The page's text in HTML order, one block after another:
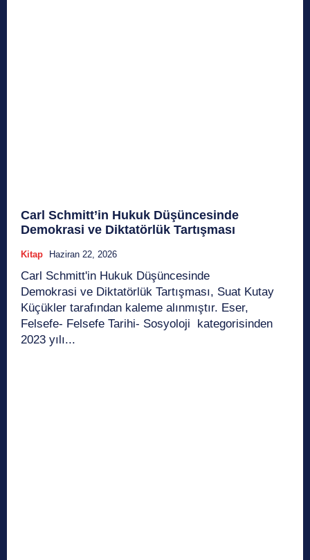
Carl Schmitt’in Hukuk Düşüncesinde
Demokrasi ve Diktatörlük Tartışması
Kitap Haziran 22, 2026
Carl Schmitt'in Hukuk Düşüncesinde
Demokrasi ve Diktatörlük Tartışması, Suat Kutay
Küçükler tarafından kaleme alınmıştır. Eser,
Felsefe- Felsefe Tarihi- Sosyoloji kategorisinden
2023 yılı...